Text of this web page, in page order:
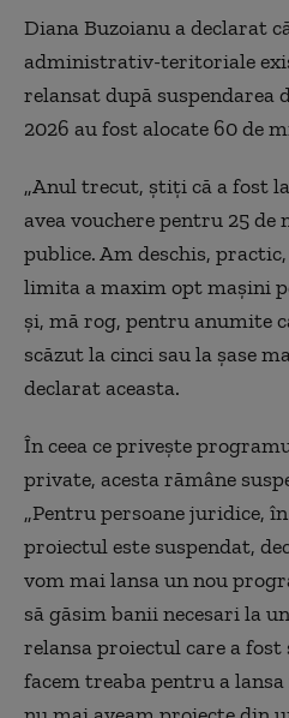
Diana Buzoianu a declarat
administrativ-teritoriale
relansat după suspendarea
2026 au fost alocate 60 de
„Anul trecut, ştiţi că a fost
avea vouchere pentru 25
publice. Am deschis,
limita a maxim opt maşini
şi, mă rog, pentru anumite
scăzut la cinci sau la şase
declarat aceasta.
În ceea ce privește
private, acesta rămâne
„Pentru persoane juridice,
proiectul este suspendat,
vom mai lansa un nou
să găsim banii necesari la
relansa proiectul care a fost
facem treaba pentru a